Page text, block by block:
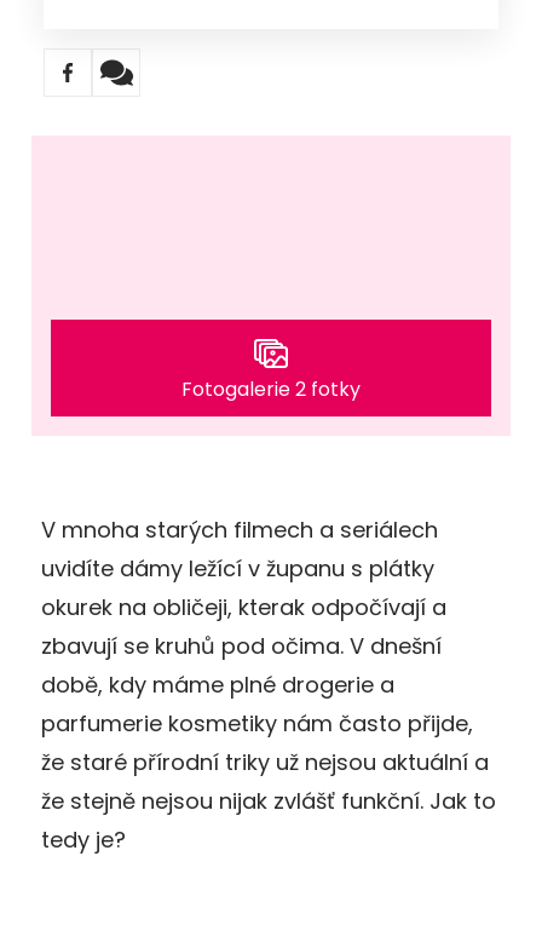
Fotogalerie 2 fotky
V mnoha starých filmech a seriálech
uvidíte dámy ležící v županu s plátky
okurek na obličeji, kterak odpočívají a
zbavují se kruhů pod očima. V dnešní
době, kdy máme plné drogerie a
parfumerie kosmetiky nám často přijde,
že staré přírodní triky už nejsou aktuální a
že stejně nejsou nijak zvlášť funkční. Jak to
tedy je?